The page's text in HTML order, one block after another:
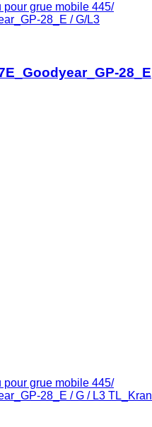
pour grue mobile 445/
28_E / G/L3
28_E
pour grue mobile 445/
28_E / G / L3 TL_Kran